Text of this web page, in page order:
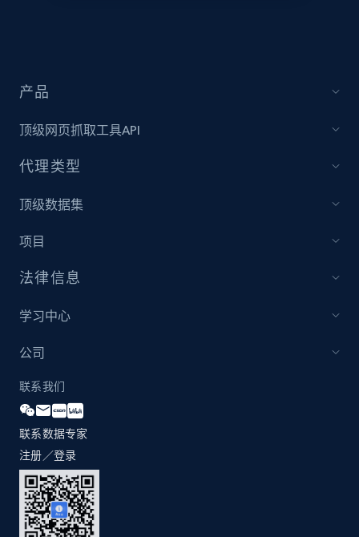
Sku, Product id, Product name, Manufacturer,
specified UPC
URL, Domain, Country code, Model number,
Sku, Product id, Product name, Manufacturer,
and more.
Home Depot US - Discovery products by
specific category URL
URL, Domain, Country code, Model number,
Sku, Product id, Product name, Manufacturer,
and more.
产品
顶级网页抓取工具API
代理类型
顶级数据集
项目
法律信息
学习中心
公司
联系我们
联系数据专家
注册／登录